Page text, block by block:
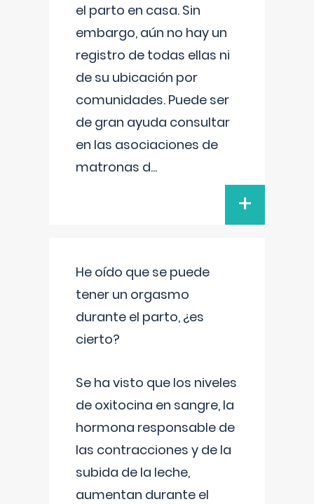
el parto en casa. Sin
embargo, aún no hay un
registro de todas ellas ni
de su ubicación por
comunidades. Puede ser
de gran ayuda consultar
en las asociaciones de
matronas d...
+
He oído que se puede
tener un orgasmo
durante el parto, ¿es
cierto?
Se ha visto que los niveles
de oxitocina en sangre, la
hormona responsable de
las contracciones y de la
subida de la leche,
aumentan durante el